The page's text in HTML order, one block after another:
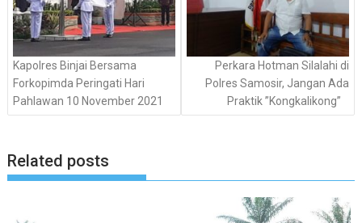
Kapolres Binjai Bersama
Forkopimda Peringati Hari
Pahlawan 10 November 2021
Perkara Hotman Silalahi di
Polres Samosir, Jangan Ada
Praktik ”Kongkalikong”
Related posts